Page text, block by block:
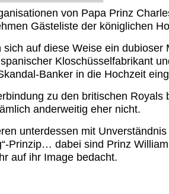
von Papa Prinz
Gästeliste der königlichen
sich auf diese Weise ein dubioser
Kloschüsselfabrikant
Banker in die Hochzeit
zu den britischen Royals
anderweitig eher nicht.
unterdessen mit Unverständnis
Prinzip… dabei sind Prinz
auf ihr Image bedacht.